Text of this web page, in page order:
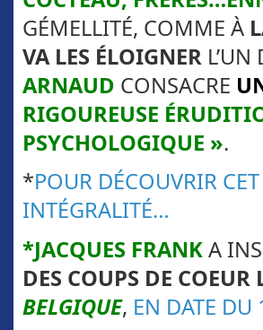
GÉMELLITÉ, COMME À
VA LES ÉLOIGNER L’UN
ARNAUD CONSACRE
RIGOUREUSE
PSYCHOLOGIQUE ».
*POUR DÉCOUVRIR
INTÉGRALITÉ…
*JACQUES FRANKA
DES COUPS DE COEUR
BELGIQUE, EN DATE